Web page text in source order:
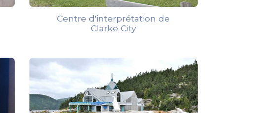
Centre d'interprétation de
Clarke City